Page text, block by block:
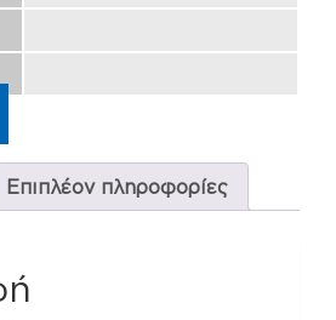
Επιπλέον πληροφορίες